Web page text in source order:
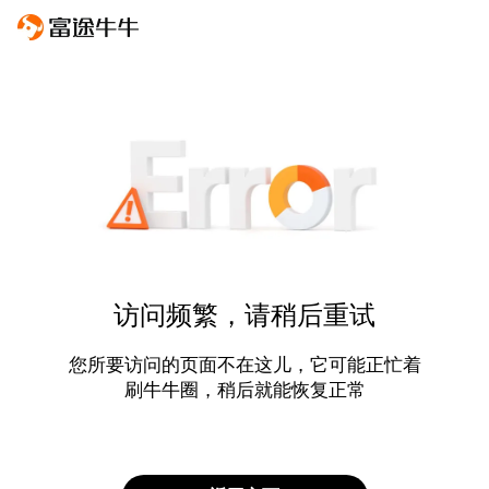
访问频繁，请稍后重试
您所要访问的页面不在这儿，它可能正忙着
刷牛牛圈，稍后就能恢复正常